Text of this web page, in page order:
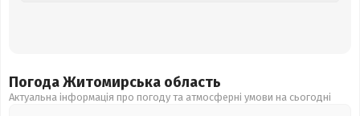
Погода Житомирська область
Актуальна інформація про погоду та атмосферні умови на сьогодні